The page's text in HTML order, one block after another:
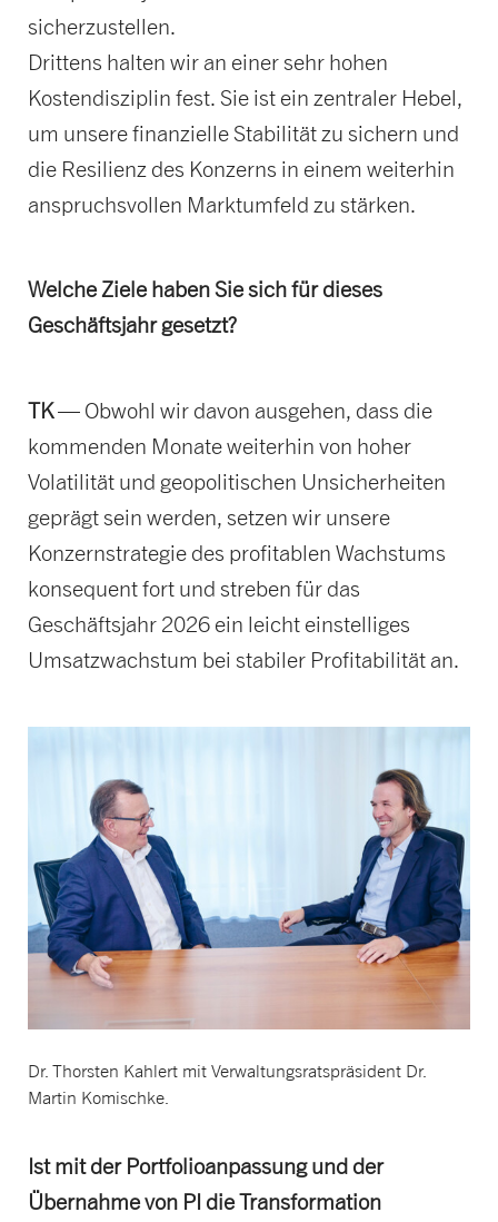
sicherzustellen.
Drittens halten wir an einer sehr hohen
Kostendisziplin fest. Sie ist ein zentraler Hebel,
um unsere finanzielle Stabilität zu sichern und
die Resilienz des Konzerns in einem weiterhin
anspruchsvollen Marktumfeld zu stärken.
Welche Ziele haben Sie sich für dieses
Geschäftsjahr gesetzt?
TK— Obwohl wir davon ausgehen, dass die
kommenden Monate weiterhin von hoher
Volatilität und geopolitischen Unsicherheiten
geprägt sein werden, setzen wir unsere
Konzernstrategie des profitablen Wachstums
konsequent fort und streben für das
Geschäftsjahr 2026 ein leicht einstelliges
Umsatzwachstum bei stabiler Profitabilität an.
Dr. Thorsten Kahlert mit Verwaltungsratspräsident Dr.
Martin Komischke.
Ist mit der Portfolioanpassung und der
Übernahme von PI die Transformation